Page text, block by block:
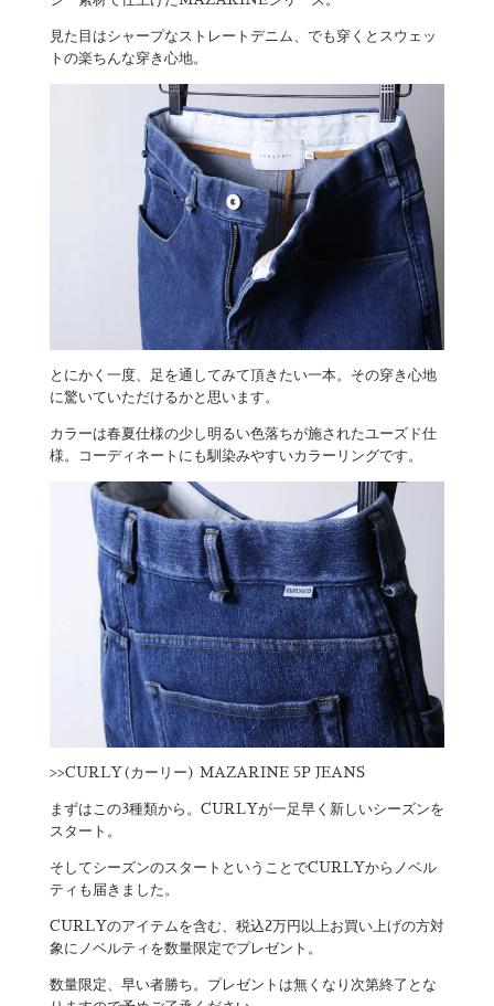
見た目はシャープなストレートデニム、でも穿くとスウェッ
トの楽ちんな穿き心地。
とにかく一度、足を通してみて頂きたい一本。その穿き心地
に驚いていただけるかと思います。
カラーは春夏仕様の少し明るい色落ちが施されたユーズド仕
様。コーディネートにも馴染みやすいカラーリングです。
>>CURLY(カーリー) MAZARINE 5P JEANS
まずはこの3種類から。CURLYが一足早く新しいシーズンを
スタート。
そしてシーズンのスタートということでCURLYからノベル
ティも届きました。
CURLYのアイテムを含む、税込2万円以上お買い上げの方対
象にノベルティを数量限定でプレゼント。
数量限定、早い者勝ち。プレゼントは無くなり次第終了とな